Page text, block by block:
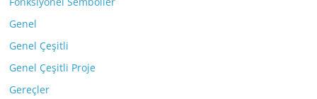
Genel
Genel Çeşitli
Genel Çeşitli Proje
Gereçler